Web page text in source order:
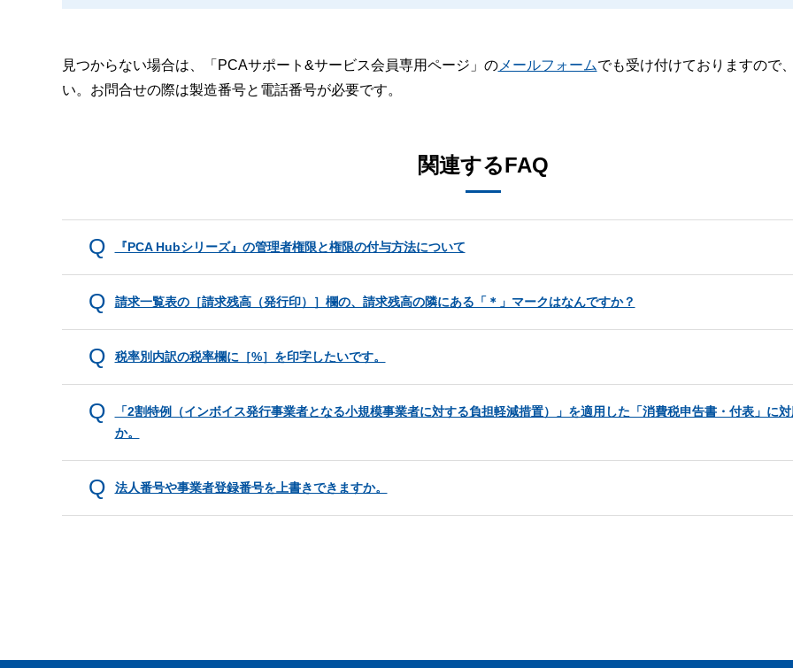
見つからない場合は、「PCAサポート&サービス会員専用ページ」のメールフォームでも受け付けておりますので
い。お問合せの際は製造番号と電話番号が必要です。
関連するFAQ
『PCA Hubシリーズ』の管理者権限と権限の付与方法について
請求一覧表の［請求残高（発行印）］欄の、請求残高の隣にある「＊」マークはなんですか？
税率別内訳の税率欄に［%］を印字したいです。
「2割特例（インボイス発行事業者となる小規模事業者に対する負担軽減措置）」を適用した「消費税申告書・付表」に
か。
法人番号や事業者登録番号を上書きできますか。